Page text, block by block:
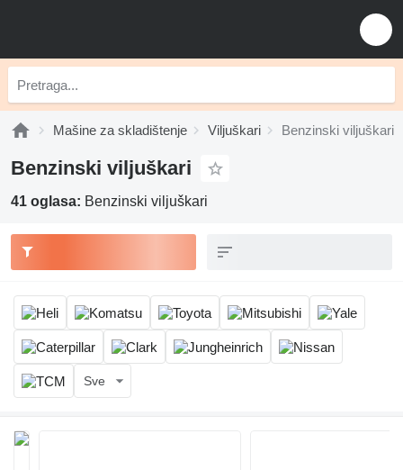
Mašine za skladištenje Viljuškari Benzinski viljuškari
Benzinski viljuškari
41 oglasa: Benzinski viljuškari
Sve